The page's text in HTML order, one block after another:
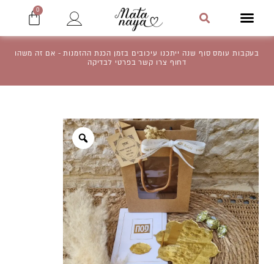
תפריט חיפוש
0
בעקבות עומס סוף שנה ייתכנו עיכובים בזמן הכנת ההזמנות - אם זה משהו
דחוף צרו קשר בפרטי לבדיקה